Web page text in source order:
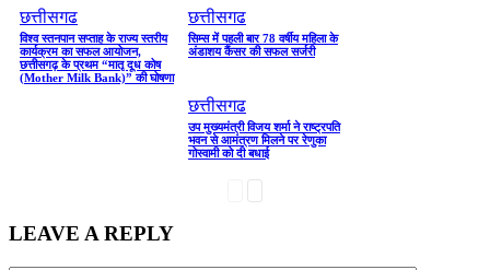
छत्तीसगढ
विश्व स्तनपान सप्ताह के राज्य स्तरीय
कार्यक्रम का सफल आयोजन,
छत्तीसगढ़ के प्रथम “मातृ दूध कोष
(Mother Milk Bank)” की घोषणा
छत्तीसगढ
सिम्स में पहली बार 78 वर्षीय महिला के
अंडाशय कैंसर की सफल सर्जरी
छत्तीसगढ
उप मुख्यमंत्री विजय शर्मा ने राष्ट्रपति
भवन से आमंत्रण मिलने पर रेणुका
गोस्वामी को दी बधाई
LEAVE A REPLY